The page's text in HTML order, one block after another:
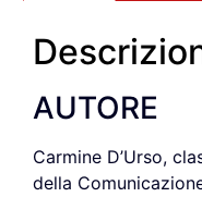
AUTORE
Carmine D’Urso,
della